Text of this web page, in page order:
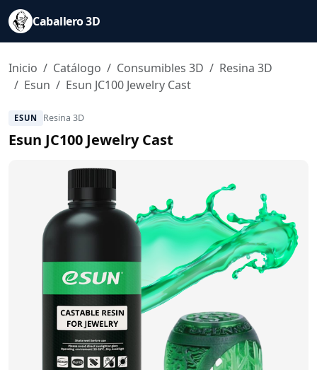
Caballero 3D
Inicio Catálogo Consumibles 3D
Resina 3D
Esun
Esun JC100 Jewelry Cast
ESUN Resina 3D
Esun JC100 Jewelry Cast